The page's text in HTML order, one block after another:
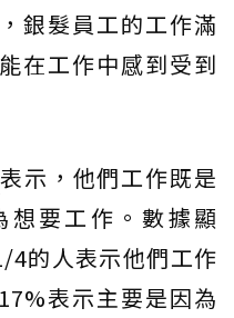
銀髮員工的工作滿
在工作中感到受到
表示，他們工作既是
想要工作。數據顯
4的人表示他們工作
表示主要是因為